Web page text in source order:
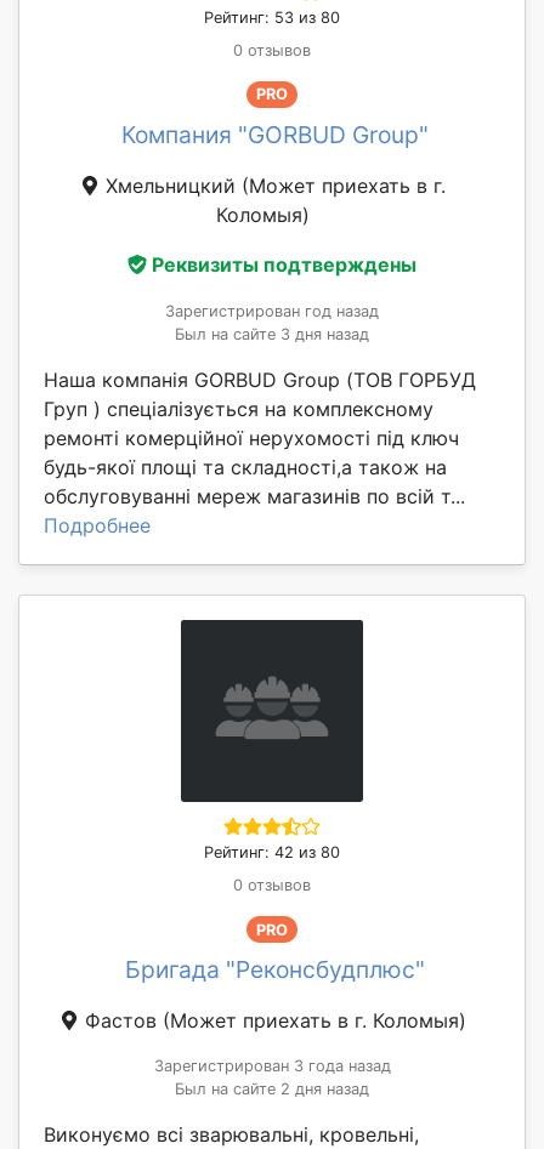
Рейтинг: 53 из 80
0 отзывов
PRO
Компания "GORBUD Group"
Хмельницкий (Может приехать в г.
Коломыя)
Реквизиты подтверждены
Зарегистрирован год назад
Был на сайте 3 дня назад
Наша компанія GORBUD Group (ТОВ ГОРБУД
Груп ) спеціалізується на комплексному
ремонті комерційної нерухомості під ключ
будь-якої площі та складності,а також на
обслуговуванні мереж магазинів по всій т...
Подробнее
Рейтинг: 42 из 80
0 отзывов
PRO
Бригада "Реконсбудплюс"
Фастов (Может приехать в г. Коломыя)
Зарегистрирован 3 года назад
Был на сайте 2 дня назад
Виконуємо всі зварювальні, кровельні,